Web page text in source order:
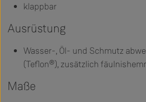
klappbar
Ausrüstung
Wasser-, Öl- und Schmutz
(Teflon®), zusätzlich
Maße